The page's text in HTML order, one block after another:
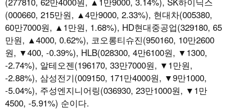
(000660, 215만원, ▲4만9000, 2.33%), 현대차(005380,
60만7000원, ▲1만원, 1.68%), HD현대중공업(329180, 65
만원, ▲4000, 0.62%), 코오롱티슈진(950160, 10만2600
원, ▼400, -0.39%), HLB(028300, 4만6100원, ▼1300,
-2.74%), 알테오젠(196170, 33만7000원, ▼1만원,
-2.88%), 삼성전기(009150, 171만4000원, ▼9만1000,
-5.04%), 주성엔지니어링(036930, 23만1000원, ▼1만
4500, -5.91%) 순이다.